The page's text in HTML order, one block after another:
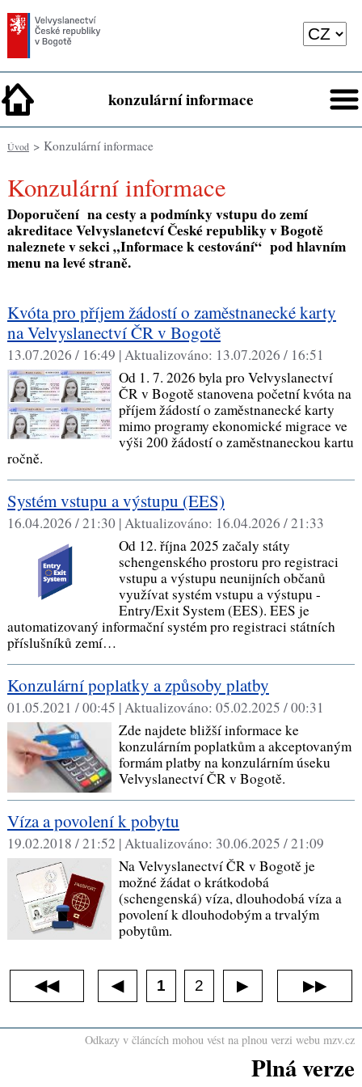
konzulární informace
Úvod> Konzulární informace
Konzulární informace
Doporučení na cesty a podmínky vstupu do zemí
akreditace Velvyslanetcví České republiky v Bogotě
naleznete v sekci„Informace k cestování“pod hlavním
menu na levé straně.
Kvóta pro příjem žádostí o zaměstnanecké karty
na Velvyslanectví ČR v Bogotě
13.07.2026 / 16:49 |Aktualizováno: 13.07.2026 / 16:51
Od 1. 7. 2026 byla pro Velvyslanectví
ČR v Bogotě stanovena početní kvóta na
příjem žádostí o zaměstnanecké karty
mimo programy ekonomické migrace ve
výši 200 žádostí o zaměstnaneckou kartu
ročně.
Systém vstupu a výstupu (EES)
16.04.2026 / 21:30 |Aktualizováno: 16.04.2026 / 21:33
Od 12. října 2025 začaly státy
schengenského prostoru pro registraci
vstupu a výstupu neunijních občanů
využívat systém vstupu a výstupu -
Entry/Exit System (EES). EES je
automatizovaný informační systém pro registraci státních
příslušníků zemí…
Konzulární poplatky a způsoby platby
01.05.2021 / 00:45 |Aktualizováno: 05.02.2025 / 00:31
Zde najdete bližší informace ke
konzulárním poplatkům a akceptovaným
formám platby na konzulárním úseku
Velvyslanectví ČR v Bogotě.
Víza a povolení k pobytu
19.02.2018 / 21:52 | Aktualizováno: 30.06.2025 / 21:09
Na Velvyslanectví ČR v Bogotě je
možné žádat o krátkodobá
(schengenská) víza, dlouhodobá víza a
povolení k dlouhodobým a trvalým
pobytům.
◀◀ ◀ 1 2 ▶ ▶▶
Odkazy v článcích mohou vést na plnou verzi webu mzv.cz
Plná verze